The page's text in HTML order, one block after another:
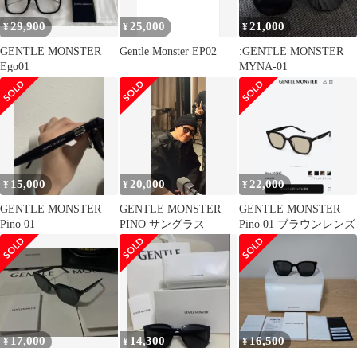
¥29,900
GENTLE MONSTER
Ego01
¥25,000
Gentle Monster EP02
¥21,000
:GENTLE MONSTER
MYNA-01
¥ 15,000
GENTLE MONSTER
Pino 01
¥ 20,000
GENTLE MONSTER
PINO サングラス
¥ 22,000
GENTLE MONSTER
Pino 01 ブラウンレンズ
¥17,000 ¥ 14,300 ¥16,500